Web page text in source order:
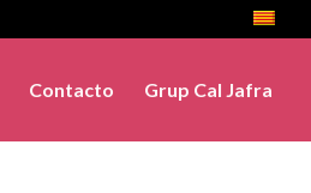
Contacto Grup Cal Jafra